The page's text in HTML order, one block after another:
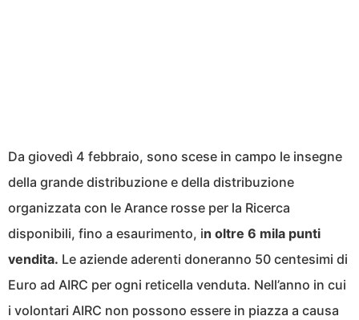
Da giovedì 4 febbraio, sono scese in campo le insegne
della grande distribuzione e della distribuzione
organizzata con le Arance rosse per la Ricerca
disponibili, fino a esaurimento, in oltre 6 mila punti
vendita. Le aziende aderenti doneranno 50 centesimi di
Euro ad AIRC per ogni reticella venduta. Nell’anno in cui
i volontari AIRC non possono essere in piazza a causa